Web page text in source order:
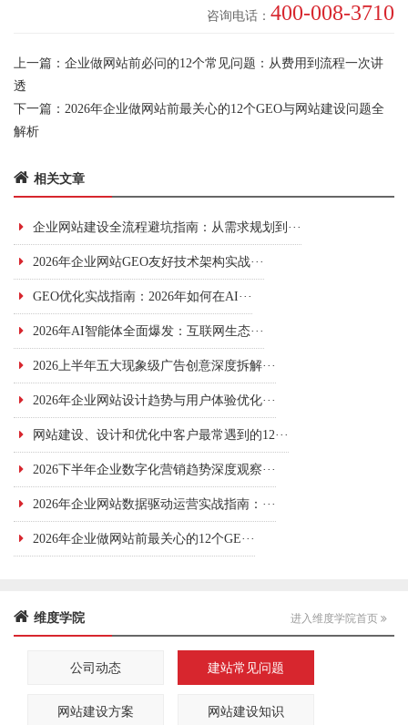
咨询电话： 400-008-3710
上一篇： 企业做网站前必问的12个常见问题：从费用到流程一次讲
透
下一篇： 2026年企业做网站前最关心的12个GEO与网站建设问题全
解析
相关文章
企业网站建设全流程避坑指南：从需求规划到···
2026年企业网站GEO友好技术架构实战···
GEO优化实战指南：2026年如何在AI···
2026年AI智能体全面爆发：互联网生态···
2026上半年五大现象级广告创意深度拆解···
2026年企业网站设计趋势与用户体验优化···
网站建设、设计和优化中客户最常遇到的12···
2026下半年企业数字化营销趋势深度观察···
2026年企业网站数据驱动运营实战指南：···
2026年企业做网站前最关心的12个GE···
进入维度学院首页
维度学院
公司动态 建站常见问题
网站建设方案 网站建设知识